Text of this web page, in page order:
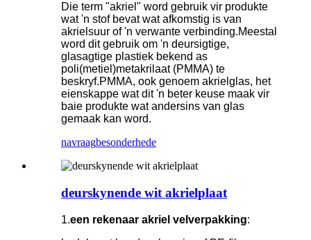
Die term "akriel" word gebruik vir produkte
wat 'n stof bevat wat afkomstig is van
akrielsuur of 'n verwante verbinding.Meestal
word dit gebruik om 'n deursigtige,
glasagtige plastiek bekend as
poli(metiel)metakrilaat (PMMA) te
beskryf.PMMA, ook genoem akrielglas, het
eienskappe wat dit 'n beter keuse maak vir
baie produkte wat andersins van glas
gemaak kan word.
navraagbesonderhede
deurskynende wit akrielplaat
1.een rekenaar akriel velverpakking: